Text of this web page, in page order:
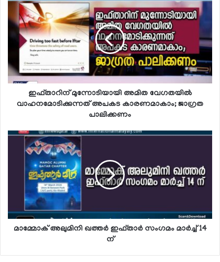
ഇഫ്താറിന് മുന്നോടിയായി അമിത വേഗതയില്‍
വാഹനമോടിക്കുന്നത് അപകട കാരണമാകാം; ജാഗ്രത
പാലിക്കണം
മാമ്മോക് അലുമിനി ഖത്തര്‍ ഇഫ്താര്‍ സംഗമം മാര്‍ച്ച് 14
ന്